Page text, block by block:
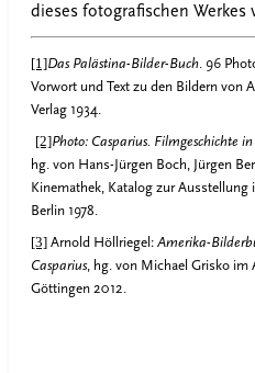
dieses fotografischen Werkes
[1]Das Palästina-Bilder-Buch. 96
Vorwort und Text zu den Bildern von
Verlag 1934.
[2]Photo: Casparius. Filmgeschichte
hg. von Hans-Jürgen Boch, Jürgen
Kinemathek, Katalog zur Ausstellung
Berlin 1978.
[3] Arnold Höllriegel: Amerika-
Casparius, hg. von Michael Grisko im
Göttingen 2012.